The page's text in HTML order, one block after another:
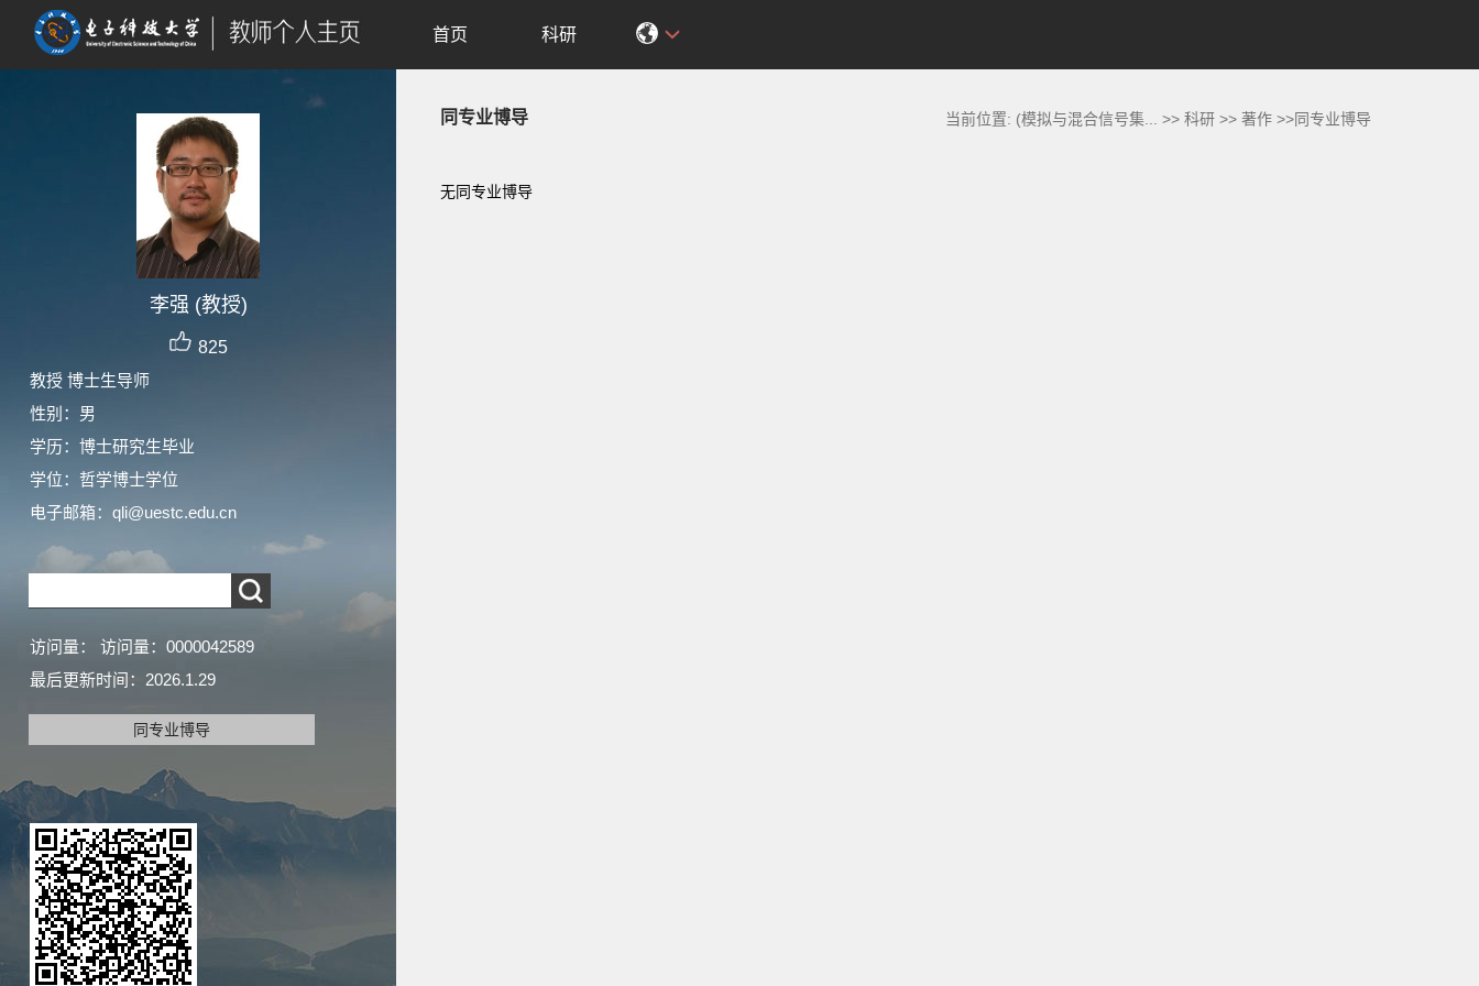
李强 (教授)
825
教授 博士生导师
性别：男
学历：博士研究生毕业
学位：哲学博士学位
电子邮箱： qli@uestc.edu.cn
访问量： 访问量： 0000042589
最后更新时间： 2026.1.29
同专业博导
首页 科研
同专业博导 当前位置: (模拟与混合信号集... >>科研 >>著作 >>同专业博导
无同专业博导